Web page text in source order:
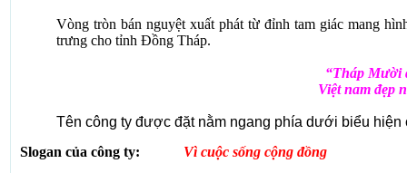
Vòng tròn bán nguyệt xuất phát từ đỉnh tam giác mang
trưng cho tỉnh Đồng Tháp.
“Tháp Mười
Việt nam đẹp
Tên công ty được đặt nằm ngang phía dưới biểu
Slogan của công ty: Vì cuộc sống cộng đồng